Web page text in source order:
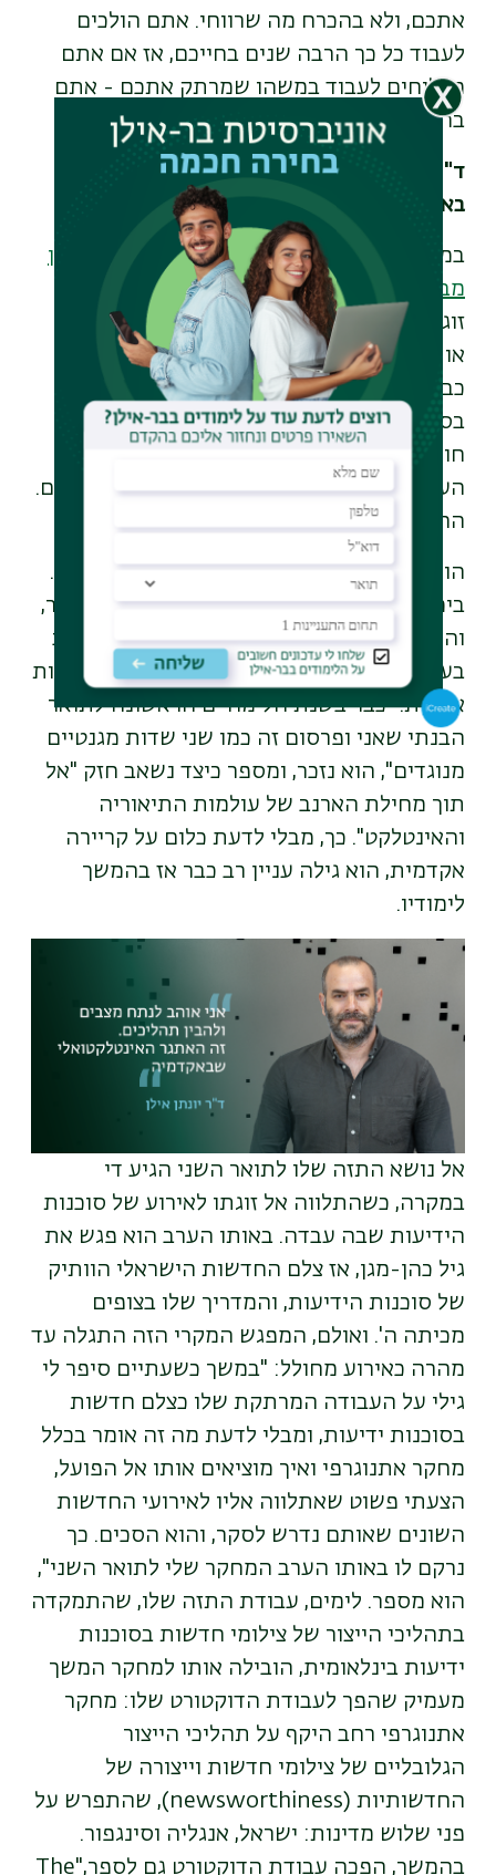
אתכם, ולא בהכרח מה שרווחי. אתם הולכים
לעבוד כל כך הרבה שנים בחייכם, אז אם אתם
מצליחים לעבוד במשהו שמרתק אתכם - אתם
ברי מזל".
ד"ר יונתן אילן: העיתונאית והחוקר מתכסחים
בארוחת הערב
במהלך התואר הראשון שלו פגש ד"ר יונתן אילן
מבית הספר לתקשורתאת מי שלימים תהיה
זוגתו. "כשסיימנו את התואר הראשון שכנעתי
אותה להמשיך איתי לתואר שני, ואחרי זה היא
כבר המשיכה לקריירה עיתונאית מפוארת
בסוכנות ידיעות בינלאומית. כך יצא שאני היום
חוקר חדשות והיא עובדת בחדשות, ובארוחות
הערב אנחנו מתכסחים, אבל יודעים גם להשלים.
החיים מפתיעים".
הוא גדל בירושלים ולא חשב כלל על האקדמיה.
בימים ההם ניהלו הוריו משרד פרסום קטן בעיר,
והוא נרשם ללימודי תקשורת במטרה להשתלב
בעסק המשפחתי, אבל לחיים היו כנראה תוכניות
אחרות. "כבר בשנת הלימודים הראשונה לתואר
הבנתי שאני ופרסום זה כמו שני שדות מגנטיים
מנוגדים", הוא נזכר, ומספר כיצד נשאב חזק "אל
תוך מחילת הארנב של עולמות התיאוריה
והאינטלקט". כך, מבלי לדעת כלום על קריירה
אקדמית, הוא גילה עניין רב כבר אז בהמשך
לימודיו.
אל נושא התזה שלו לתואר השני הגיע די
במקרה, כשהתלווה אל זוגתו לאירוע של סוכנות
הידיעות שבה עבדה. באותו הערב הוא פגש את
גיל כהן-מגן, אז צלם החדשות הישראלי הוותיק
של סוכנות הידיעות, והמדריך שלו בצופים
מכיתה ה'. ואולם, המפגש המקרי הזה התגלה עד
מהרה כאירוע מחולל: "במשך כשעתיים סיפר לי
גילי על העבודה המרתקת שלו כצלם חדשות
בסוכנות ידיעות, ומבלי לדעת מה זה אומר בכלל
מחקר אתנוגרפי ואיך מוציאים אותו אל הפועל,
הצעתי פשוט שאתלווה אליו לאירועי החדשות
השונים שאותם נדרש לסקר, והוא הסכים. כך
נרקם לו באותו הערב המחקר שלי לתואר השני",
הוא מספר. לימים, עבודת התזה שלו, שהתמקדה
בתהליכי הייצור של צילומי חדשות בסוכנות
ידיעות בינלאומית, הובילה אותו למחקר המשך
מעמיק שהפך לעבודת הדוקטורט שלו: מחקר
אתנוגרפי רחב היקף על תהליכי הייצור
הגלובליים של צילומי חדשות וייצורה של
החדשותיות (newsworthiness ), שהתפרש על
פני שלוש מדינות: ישראל, אנגליה וסינגפור.
בהמשך, הפכה עבודת הדוקטורט גם לספר,"The